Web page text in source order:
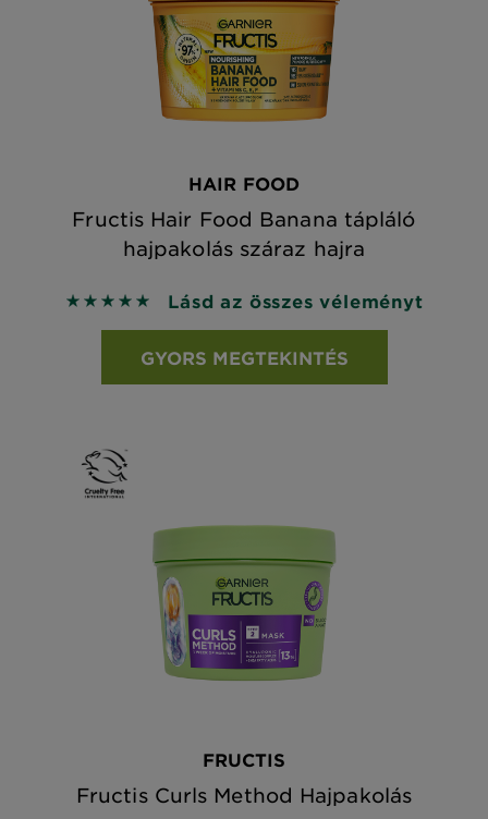
HAIR FOOD
Fructis Hair Food Banana tápláló
hajpakolás száraz hajra
5 out of 5 stars based on reviews
Lásd az összes véleményt
GYORS MEGTEKINTÉS
FRUCTIS
Fructis Curls Method Hajpakolás